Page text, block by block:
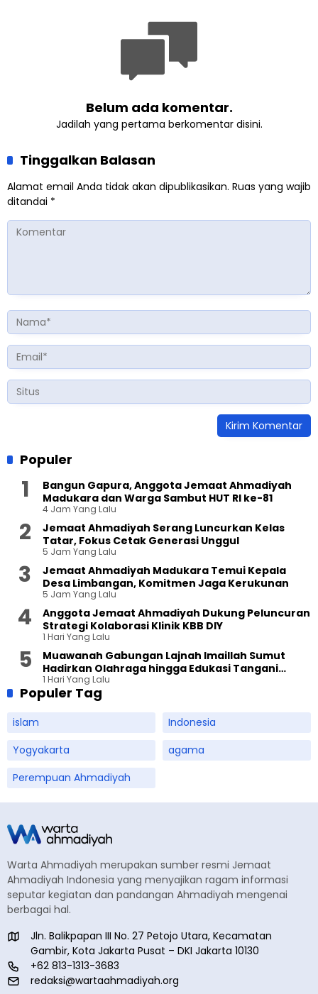
Belum ada komentar.
Jadilah yang pertama berkomentar disini.
Tinggalkan Balasan
Alamat email Anda tidak akan dipublikasikan. Ruas yang wajib
ditandai *
Populer
Bangun Gapura, Anggota Jemaat Ahmadiyah
Madukara dan Warga Sambut HUT RI ke-81
4 Jam Yang Lalu
Jemaat Ahmadiyah Serang Luncurkan Kelas
Tatar, Fokus Cetak Generasi Unggul
5 Jam Yang Lalu
Jemaat Ahmadiyah Madukara Temui Kepala
Desa Limbangan, Komitmen Jaga Kerukunan
5 Jam Yang Lalu
Anggota Jemaat Ahmadiyah Dukung Peluncuran
Strategi Kolaborasi Klinik KBB DIY
1 Hari Yang Lalu
Muawanah Gabungan Lajnah Imaillah Sumut
Hadirkan Olahraga hingga Edukasi Tangani
Sampah
1 Hari Yang Lalu
Populer Tag
islam
Indonesia
Yogyakarta
agama
Perempuan Ahmadiyah
Warta Ahmadiyah merupakan sumber resmi Jemaat
Ahmadiyah Indonesia yang menyajikan ragam informasi
seputar kegiatan dan pandangan Ahmadiyah mengenai
berbagai hal.
Jln. Balikpapan III No. 27 Petojo Utara, Kecamatan
Gambir, Kota Jakarta Pusat – DKI Jakarta 10130
+62 813-1313-3683
redaksi@wartaahmadiyah.org